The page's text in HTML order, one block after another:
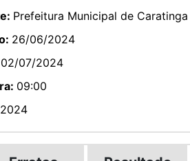
Prefeitura Municipal de Caratinga
26/06/2024
02/07/2024
09:00